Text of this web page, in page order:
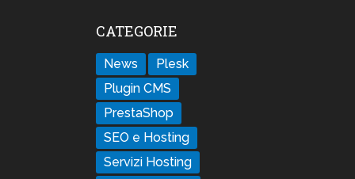
CATEGORIE
News
Plesk
Plugin CMS
PrestaShop
SEO e Hosting
Servizi Hosting